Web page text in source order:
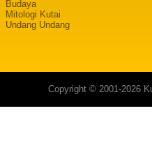
Budaya
Mitologi Kutai
Undang Undang
Copyright © 2001-2026